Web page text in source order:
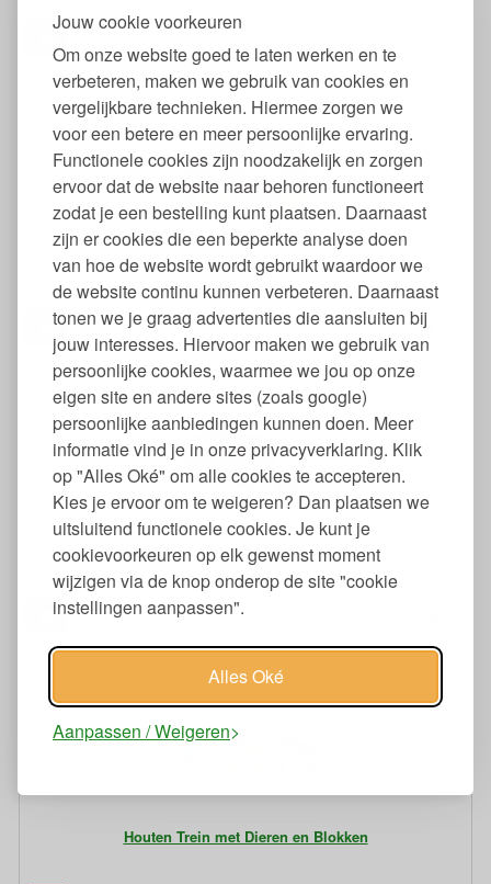
Jouw cookie voorkeuren
Om onze website goed te laten werken en te
verbeteren, maken we gebruik van cookies en
vergelijkbare technieken. Hiermee zorgen we
voor een betere en meer persoonlijke ervaring.
Functionele cookies zijn noodzakelijk en zorgen
ervoor dat de website naar behoren functioneert
zodat je een bestelling kunt plaatsen. Daarnaast
zijn er cookies die een beperkte analyse doen
van hoe de website wordt gebruikt waardoor we
de website continu kunnen verbeteren. Daarnaast
tonen we je graag advertenties die aansluiten bij
jouw interesses. Hiervoor maken we gebruik van
persoonlijke cookies, waarmee we jou op onze
eigen site en andere sites (zoals google)
persoonlijke aanbiedingen kunnen doen. Meer
informatie vind je in onze privacyverklaring. Klik
op "Alles Oké" om alle cookies te accepteren.
Kies je ervoor om te weigeren? Dan plaatsen we
uitsluitend functionele cookies. Je kunt je
cookievoorkeuren op elk gewenst moment
wijzigen via de knop onderop de site "cookie
instellingen aanpassen".
Alles Oké
Aanpassen / Weigeren
Camperbusje met Surfplank Duurzaam Hout
€17,
Trekwagen van Gerecycled Materiaal
Houten Trein met Dieren en Blokken